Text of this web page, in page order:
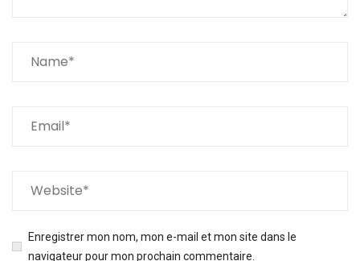
Enregistrer mon nom, mon e-mail et mon site dans le
navigateur pour mon prochain commentaire.